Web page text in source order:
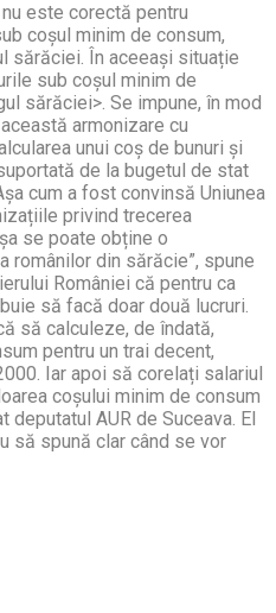
este corectă pentru
coșul minim de consum,
sărăciei. În aceeași situație
sub coșul minim de
sărăciei>. Se impune, în mod
armonizare cu
unui coș de bunuri și
de la bugetul de stat
cum a fost convinsă Uniunea
privind trecerea
se poate obține o
românilor din sărăcie”, spune
României că pentru ca
să facă doar două lucruri.
să calculeze, de îndată,
pentru un trai decent,
Iar apoi să corelați salariul
coșului minim de consum
deputatul AUR de Suceava. El
să spună clar când se vor